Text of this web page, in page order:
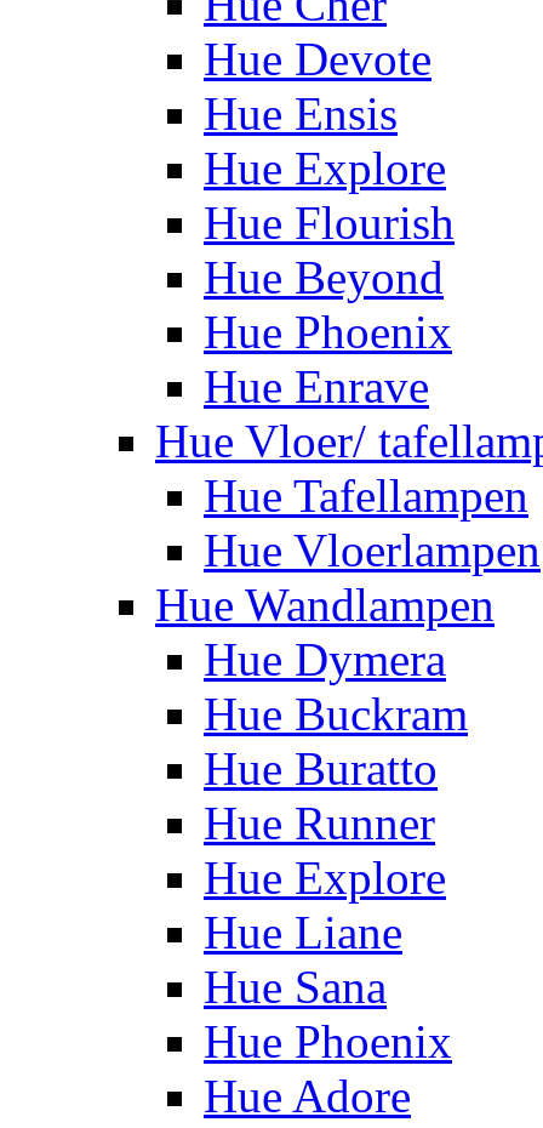
Hue Devote
Hue Ensis
Hue Explore
Hue Flourish
Hue Beyond
Hue Phoenix
Hue Enrave
Hue Vloer/
Hue Tafellampen
Hue Vloerlampen
Hue Wandlampen
Hue Dymera
Hue Buckram
Hue Buratto
Hue Runner
Hue Explore
Hue Liane
Hue Sana
Hue Phoenix
Hue Adore